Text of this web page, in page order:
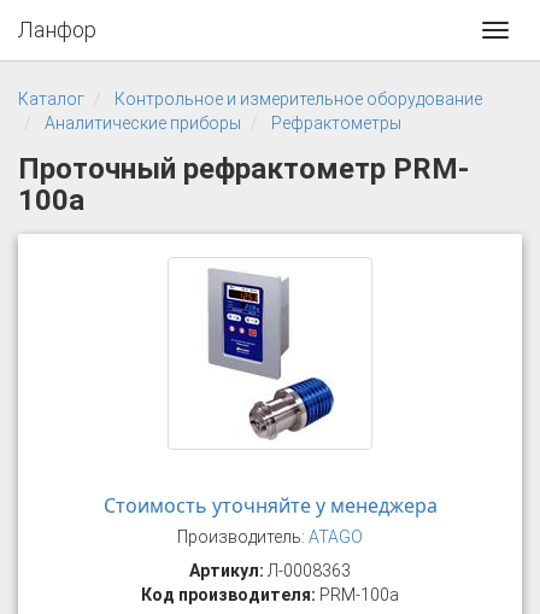
Ланфор
Каталог
Контрольное и измерительное оборудование
Аналитические приборы
Рефрактометры
Проточный рефрактометр PRM-
100а
Стоимость уточняйте у менеджера
Производитель: ATAGO
Артикул: Л-0008363
Код производителя: PRM-100а